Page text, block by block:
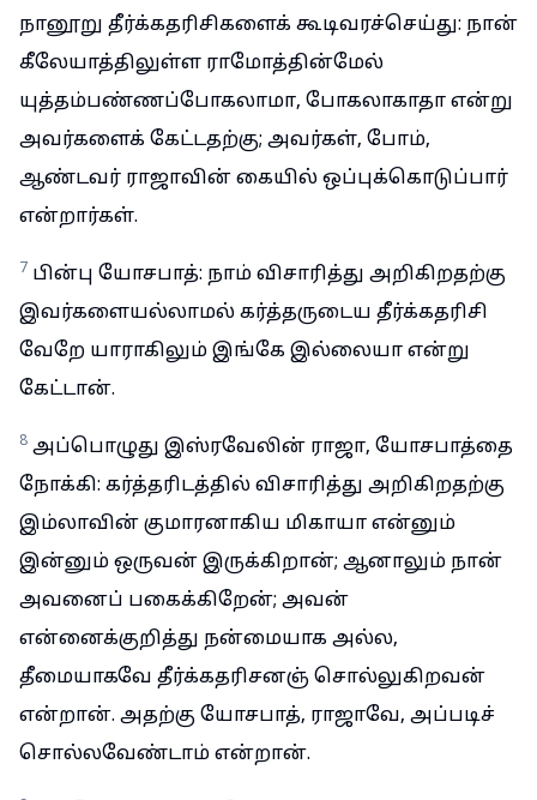
நானூறு தீர்க்கதரிசிகளைக் கூடிவரச்செய்து: நான்
கீலேயாத்திலுள்ள ராமோத்தின்மேல்
யுத்தம்பண்ணப்போகலாமா, போகலாகாதா என்று
அவர்களைக் கேட்டதற்கு; அவர்கள், போம்,
ஆண்டவர் ராஜாவின் கையில் ஒப்புக்கொடுப்பார்
என்றார்கள்.
7 பின்பு யோசபாத்: நாம் விசாரித்து அறிகிறதற்கு
இவர்களையல்லாமல் கர்த்தருடைய தீர்க்கதரிசி
வேறே யாராகிலும் இங்கே இல்லையா என்று
கேட்டான்.
8 அப்பொழுது இஸ்ரவேலின் ராஜா, யோசபாத்தை
நோக்கி: கர்த்தரிடத்தில் விசாரித்து அறிகிறதற்கு
இம்லாவின் குமாரனாகிய மிகாயா என்னும்
இன்னும் ஒருவன் இருக்கிறான்; ஆனாலும் நான்
அவனைப் பகைக்கிறேன்; அவன்
என்னைக்குறித்து நன்மையாக அல்ல,
தீமையாகவே தீர்க்கதரிசனஞ் சொல்லுகிறவன்
என்றான். அதற்கு யோசபாத், ராஜாவே, அப்படிச்
சொல்லவேண்டாம் என்றான்.